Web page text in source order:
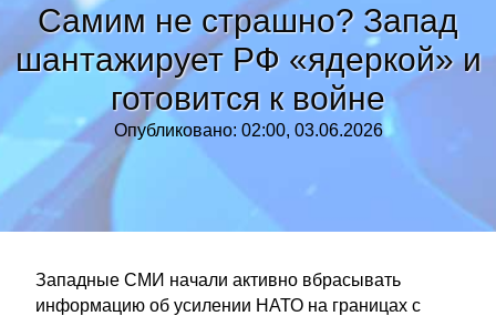
Самим не страшно? Запад
шантажирует РФ «ядеркой» и
готовится к войне
Опубликовано: 02:00, 03.06.2026
Западные СМИ начали активно вбрасывать
информацию об усилении НАТО на границах с
Тренды новостей»
»
Правила »
Контакт»